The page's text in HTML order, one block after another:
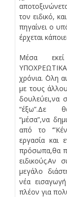
τον ειδικό,
πηγαίνει ο
έρχεται
Μέσα
χρόνια. ΄Ολη
με τους
δουλεύει,να
“έξω”.Δε
“μέσα”,να
από το
εργασία και
πρόσωπα,θα
ειδικούς.Αν
μεγάλο
νέα
πλέον για